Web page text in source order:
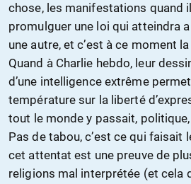
chose, les manifestations quand
promulguer une loi qui atteindra
une autre, et c’est à ce moment
Quand à Charlie hebdo, leur
d’une intelligence extrême
température sur la liberté
tout le monde y passait,
Pas de tabou, c’est ce qui faisait
cet attentat est une preuve de
religions mal interprétée (et cela